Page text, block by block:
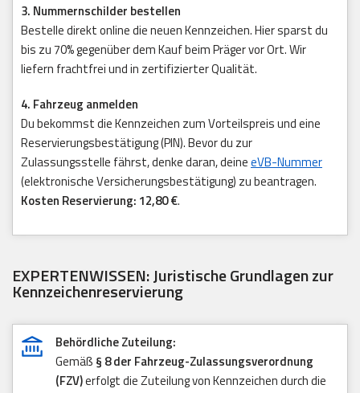
3. Nummernschilder bestellen
Bestelle direkt online die neuen Kennzeichen. Hier sparst du
bis zu 70% gegenüber dem Kauf beim Präger vor Ort. Wir
liefern frachtfrei und in zertifizierter Qualität.
4. Fahrzeug anmelden
Du bekommst die Kennzeichen zum Vorteilspreis und eine
Reservierungsbestätigung (PIN). Bevor du zur
Zulassungsstelle fährst, denke daran, deineeVB-Nummer
(elektronische Versicherungsbestätigung) zu beantragen.
Kosten Reservierung: 12,80 €.
EXPERTENWISSEN: Juristische Grundlagen zur
Kennzeichenreservierung
Behördliche Zuteilung:
Gemäß § 8 der Fahrzeug-Zulassungsverordnung
(FZV)erfolgt die Zuteilung von Kennzeichen durch die